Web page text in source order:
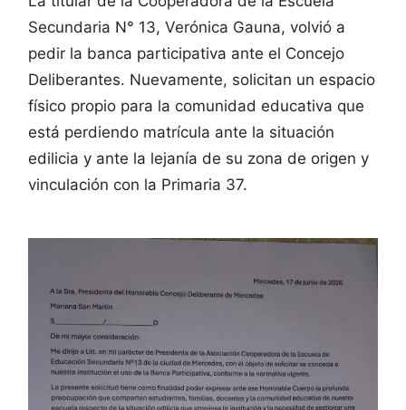
Secundaria N° 13, Verónica Gauna, volvió a
pedir la banca participativa ante el Concejo
Deliberantes. Nuevamente, solicitan un espacio
físico propio para la comunidad educativa que
está perdiendo matrícula ante la situación
edilicia y ante la lejanía de su zona de origen y
vinculación con la Primaria 37.